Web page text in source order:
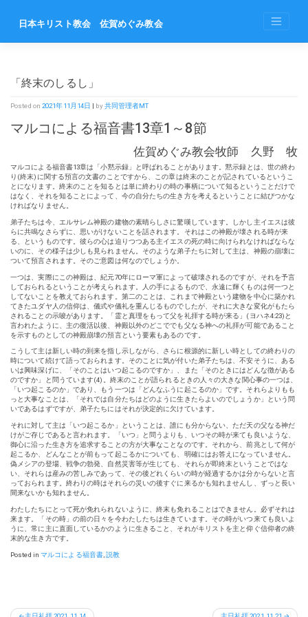
content日本キリスト教会 佐賀めぐみ教会
「終末のしるし」
Posted on 2021年11月14日 | by共同管理者MT
マルコによる福音書13章1～8節
佐賀めぐみ教会牧師 久野 牧
マルコによる福音書13章は「小黙示録」と呼ばれることがあります。黙示録とは、世の終わ
り(終末)に関する預言の文書のことですから、この章は終末のことが記されているというこ
とになります。終末のことを知るとは単に終わりの時の事柄について知るということだけで
はなく、それを知ることによって、今の自分たちの生き方を考えるということに結びつかな
ければなりません。
弟子たちは今、エルサレム神殿の建物の素晴らしさに驚嘆しています。しかし主イエスは彼
らに共鳴なさらずに、思いがけないことを話されます。それはこの神殿が壊される時が来
る、というものです。彼らの心は迫りつつある主イエスの死の時に向けられなければならな
いのに、その様子は少しも見られません。そのような弟子たちに対して主は、神殿の崩壊に
ついて預言されます。そのご意図は何なのでしょうか。
一つは、実際にこの神殿は、紀元70年にローマ軍によって破壊されるのですが、それを予言
しておられるということが考えられます。人の手によるもので、永遠に輝くものは何一つと
してないことを教えておられます。第二のことは、これまで神殿という建物を中心に築かれ
てきたユダヤ人の信仰は、儀式や儀礼を重んじるものでしたが、それに大きな変化がもたら
されることの示唆があります。「霊と真理をもって父を礼拝する時が来る」(ヨハネ4:23)と
言われたように、主の復活以後、神殿以外のどこででも父なる神への礼拝が可能であること
を示すものとしての神殿崩壊の預言という要素もあるのです。
こうして主は新しい時の到来を指し示しながら、さらに根源的に新しい時としての終わりの
時について続けて語っておられます。そのことに気が付いた弟子たちは、不安そうに、ある
いは興味深げに、「そのことはいつ起こるのですか」、また「そのときにはどんな徴がある
のですか」と問うています(4)。終末のことが語られるときの人々の大きな関心事の一つは、
「いつ起こるのか」であり、もう一つは「どんなふうに起こるのか」です。それらよりもも
っと大事なことは、「それでは自分たちはどのように生きたらよいのでしょうか」という問
いであるはずですが、弟子たちにはそれが決定的に欠けています。
それに対して主は「いつ起こるか」ということは、誰にも分からない、ただ天の父なる神だ
けがご存じであると言われます。「いつ」と問うよりも、いつその時が来ても良いような、
御心に沿った生き方を追求することの方が大事なことなのです。それから、前兆として何が
起こるか、どんなことが前もって起こるかについても、明確にはお答えになっていません。
偽メシアの登場、戦争の勃発、自然災害等が生じても、それらが即終末ということではな
い、それらは産みの苦しみであって、その後どれくらいの時が経過するかは分からないと言
っておられます。終わりの時はそれらの災いの後すぐに来るかも知れませんし、ずっと長い
間来ないかも知れません。
わたしたちにとって死が免れられないように、終末も免れることはできません。必ずそれは
来ます。「その時」の前の日々を今わたしたちは生きています。その時がいつ来ても良いよ
うに、常に主に直面しているかのように生きること、それがキリストを主と仰ぐ信仰者の終
末的な生き方です。
Posted in マルコによる福音書,説教